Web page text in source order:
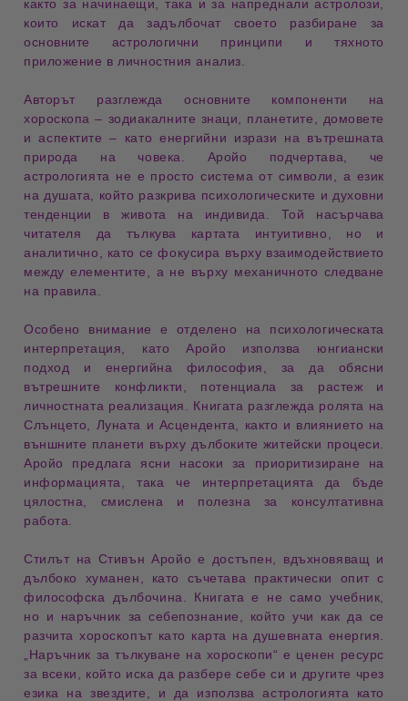
както за начинаещи , така и за напреднали астролози
които искат да задълбочат своето разбиране за
основните астрологични принципи
и тяхното
приложение в личностния анализ
Авторът разглеждаосновните компоненти на
хороскопа – зодиакалните знаци, планетите, домовете
и аспектите – катоенергийни изрази на вътрешната
природа на човека
. Аройо подчертава, че
астрологията не е просто система от символи
, а език
на душата , който разкрива психологическите и духовни
тенденции
в живота на индивида. Той насърчава
читателя да тълкува картата интуитивно, но и
аналитично
, като се фокусира върху взаимодействието
между елементите
, а не върху механичното следване
на правила.
Особено внимание е отделено на психологическата
интерпретация , като Аройо използва юнгиански
подход и енергийна философия
, за да обясни
вътрешните конфликти, потенциала за растеж и
личностната реализация
. Книгата разглежда ролята на
Слънцето, Луната и Асцендента , както и влиянието на
външните планети върху дълбоките житейски процеси
Аройо предлага ясни насоки за приоритизиране на
информацията
, така че интерпретацията да бъде
цялостна, смислена и полезна за консултативна
работа
Стилът на Стивън Аройо е достъпен, вдъхновяващ и
дълбоко хуманен , като съчетава практически опит с
философска дълбочина
. Книгата е не само учебник,
но и наръчник за себепознание
, който учи как да се
разчита хороскопът като карта на душевната енергия
„Наръчник за тълкуване на хороскопи“ е ценен ресурс
за всеки, който иска да разбере себе си и другите чрез
езика на звездите , и да използва астрологията като